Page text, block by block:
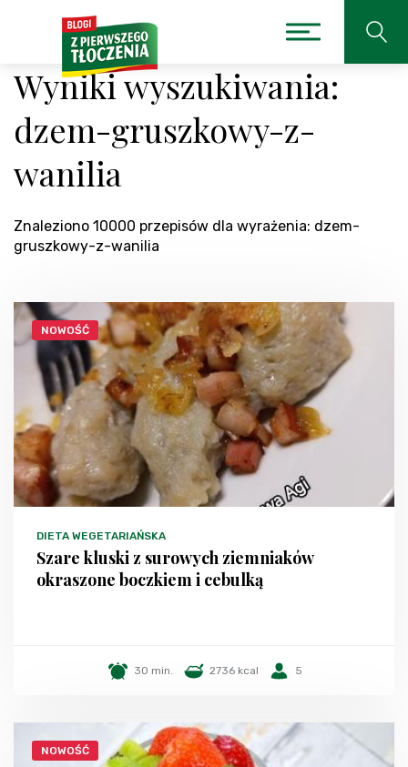
Wyniki wyszukiwania:
dzem-gruszkowy-z-
wanilia
Znaleziono 10000 przepisów dla wyrażenia: dzem-
gruszkowy-z-wanilia
NOWOŚĆ
DIETA WEGETARIAŃSKA
Szare kluski z surowych ziemniaków
okraszone boczkiem i cebulką
30 min. 2736 kcal 5
NOWOŚĆ